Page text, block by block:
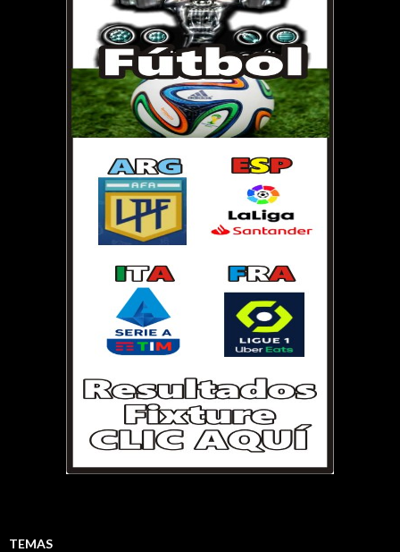
TEMAS